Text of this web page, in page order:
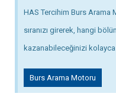
HAS Tercihim Burs Arama
sıranızı girerek, hangi
kazanabileceğinizi
Burs Arama Motoru